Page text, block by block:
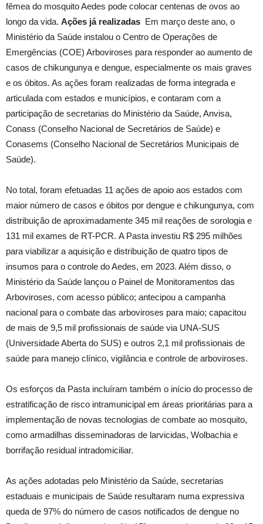
fêmea do mosquito Aedes pode colocar centenas de ovos ao
longo da vida. Ações já realizadas Em março deste ano, o
Ministério da Saúde instalou o Centro de Operações de
Emergências (COE) Arboviroses para responder ao aumento de
casos de chikungunya e dengue, especialmente os mais graves
e os óbitos. As ações foram realizadas de forma integrada e
articulada com estados e municípios, e contaram com a
participação de secretarias do Ministério da Saúde, Anvisa,
Conass (Conselho Nacional de Secretários de Saúde) e
Conasems (Conselho Nacional de Secretários Municipais de
Saúde).
No total, foram efetuadas 11 ações de apoio aos estados com
maior número de casos e óbitos por dengue e chikungunya, com
distribuição de aproximadamente 345 mil reações de sorologia e
131 mil exames de RT-PCR. A Pasta investiu R$ 295 milhões
para viabilizar a aquisição e distribuição de quatro tipos de
insumos para o controle do Aedes, em 2023. Além disso, o
Ministério da Saúde lançou o Painel de Monitoramentos das
Arboviroses, com acesso público; antecipou a campanha
nacional para o combate das arboviroses para maio; capacitou
de mais de 9,5 mil profissionais de saúde via UNA-SUS
(Universidade Aberta do SUS) e outros 2,1 mil profissionais de
saúde para manejo clínico, vigilância e controle de arboviroses.
Os esforços da Pasta incluíram também o início do processo de
estratificação de risco intramunicipal em áreas prioritárias para a
implementação de novas tecnologias de combate ao mosquito,
como armadilhas disseminadoras de larvicidas, Wolbachia e
borrifação residual intradomiciliar.
As ações adotadas pelo Ministério da Saúde, secretarias
estaduais e municipais de Saúde resultaram numa expressiva
queda de 97% do número de casos notificados de dengue no